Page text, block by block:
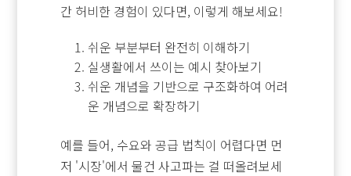
간 허비한 경험이 있다면, 이렇게 해보세요!
쉬운 부분부터 완전히 이해하기
실생활에서 쓰이는 예시 찾아보기
쉬운 개념을 기반으로 구조화하여 어려
운 개념으로 확장하기
예를 들어, 수요와 공급 법칙이 어렵다면 먼
저 '시장'에서 물건 사고파는 걸 떠올려보세